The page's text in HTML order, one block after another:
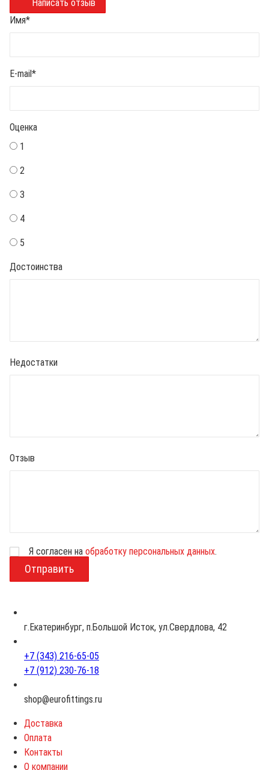
Написать отзыв
Имя*
E-mail*
Оценка
1
2
3
4
5
Достоинства
Недостатки
Отзыв
з
Я согласен на обработку персональных данных.
г.Екатеринбург, п.Большой Исток, ул.Свердлова, 42
+7 (343) 216-65-05
+7 (912) 230-76-18
shop@eurofittings.ru
Доставка
Оплата
Контакты
О компании